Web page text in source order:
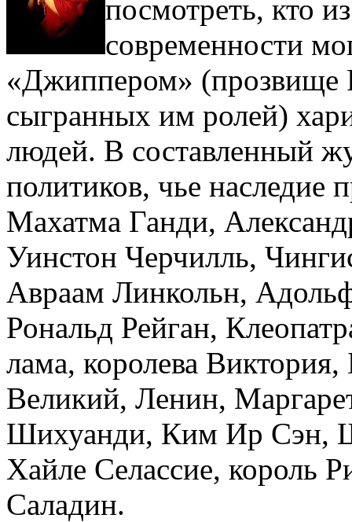
посмотреть, кто
современности
«Джиппером» (прозвище
сыгранных им ролей)
людей. В составленный
политиков, чье
Махатма Ганди,
Уинстон Черчилль,
Авраам Линкольн,
Рональд Рейган,
лама, королева
Великий, Ленин,
Шихуанди, Ким Ир Сэн,
Хайле Селассие, король
Саладин.